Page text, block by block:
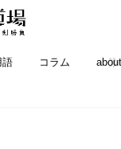
語 コラム about